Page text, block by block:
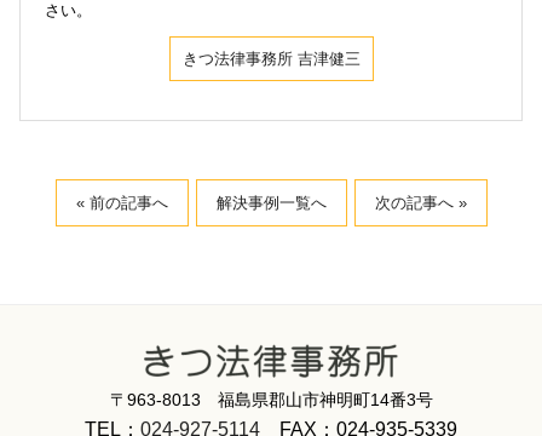
さい。
きつ法律事務所 吉津健三
« 前の記事へ 解決事例一覧へ 次の記事へ »
〒963-8013 福島県郡山市神明町14番3号
TEL： 024-927-5114 FAX：024-935-5339